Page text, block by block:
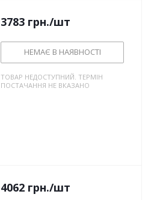
3783 грн./шт
НЕМАЄ В НАЯВНОСТІ
ТОВАР НЕДОСТУПНИЙ. ТЕРМІН
ПОСТАЧАННЯ НЕ ВКАЗАНО
4062 грн./шт